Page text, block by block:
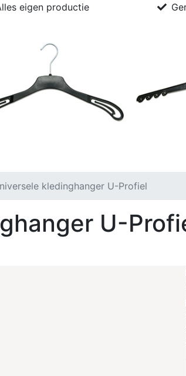
eigen productie
kledinghanger U-Profiel
U-